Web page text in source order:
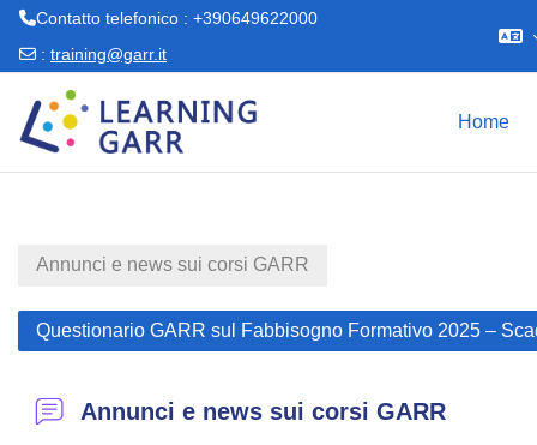
Contatto telefonico : +390649622000
: training@garr.it
Home
Annunci e news sui corsi GARR
Questionario GARR sul Fabbisogno Formativo 2025 –
Annunci e news sui corsi GARR